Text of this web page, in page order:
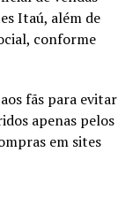
Itaú, além de
conforme
fãs para evitar
apenas pelos
em sites